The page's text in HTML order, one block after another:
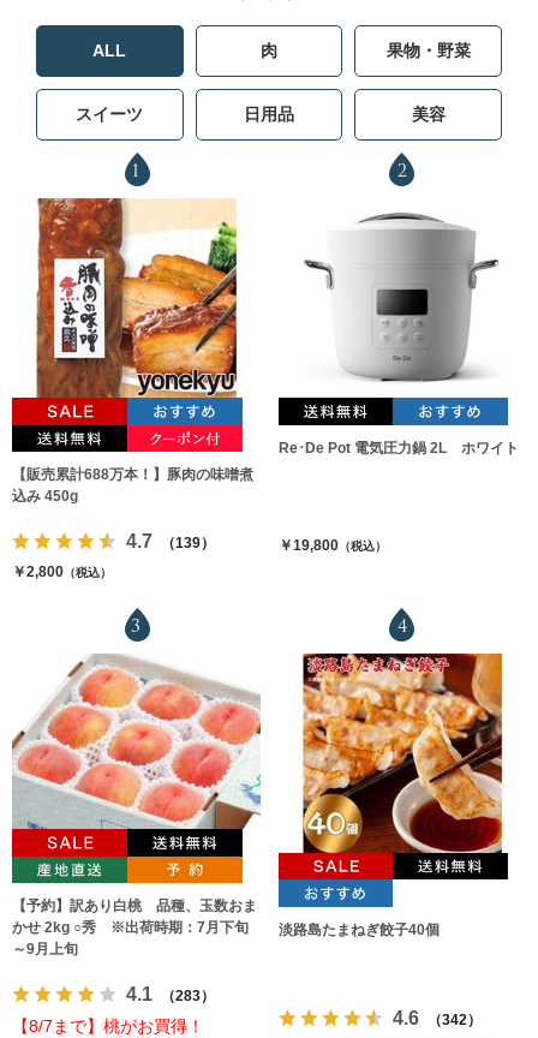
ALL 肉 果物・野菜
スイーツ 日用品 美容
1
【販売累計688万本！】豚肉の味噌煮
込み 450g
4.7
（139）
￥2,800 （税込）
2
Re･De Pot 電気圧力鍋 2L ホワイト
￥19,800（税込）
3
【予約】訳あり白桃 品種、玉数おま
かせ 2kg ○秀 ※出荷時期：7月下旬
～9月上旬
4.1 （283）
【8/7まで】桃がお買得！
4
淡路島たまねぎ餃子40個
4.6 （342）